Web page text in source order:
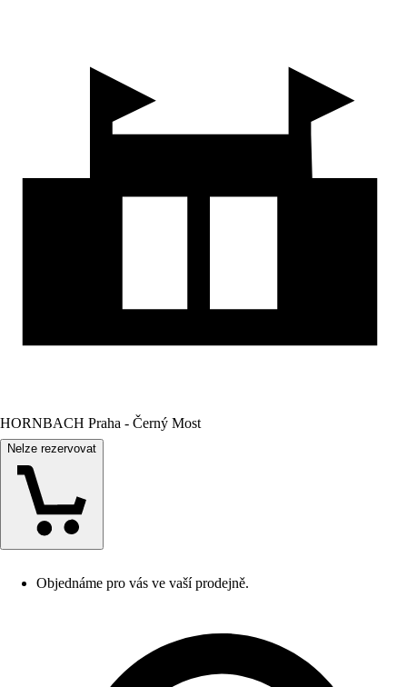
HORNBACH Praha - Černý Most
Nelze rezervovat
Objednáme pro vás ve vaší prodejně.